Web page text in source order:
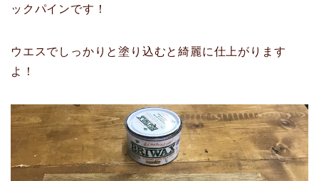
ックパインです！
ウエスでしっかりと塗り込むと綺麗に仕上がります
よ！